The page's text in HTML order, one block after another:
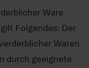
Ware
Folgendes: Der
Waren
durch geeignete